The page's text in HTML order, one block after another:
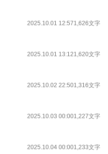
2025.10.01 12:571,626文字
2025.10.01 13:121,620文字
2025.10.02 22:501,316文字
2025.10.03 00:001,227文字
2025.10.04 00:001,233文字